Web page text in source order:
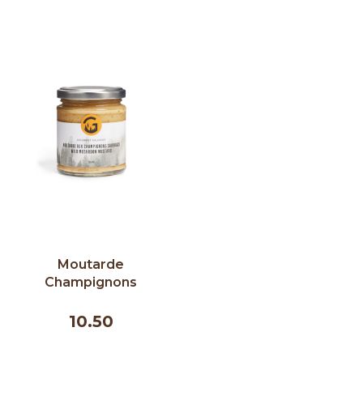
Moutarde
Champignons
|Gourmet Sauvage
10.50